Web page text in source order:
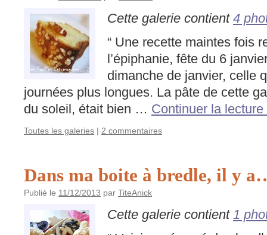
Cette galerie contient 4
“ Une recette maintes fois
l’épiphanie, fête du 6
dimanche de janvier, celle
journées plus longues. La pâte de cette
du soleil, était bien … Continuer la lecture
Toutes les galeries | 2 commentaires
Dans ma boite à bredle, il y
Publié le 11/12/2013 par TiteAnick
Cette galerie contient 1